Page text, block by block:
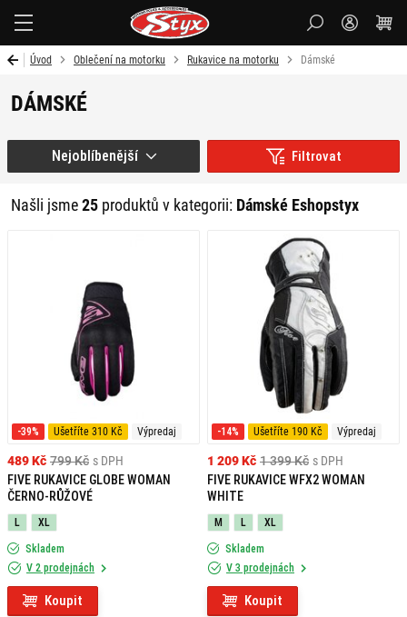
Úvod Oblečení na motorku Rukavice na motorku Dámské
DÁMSKÉ
Filtrovat
Našli jsme25 produktů v kategorii: Dámské Eshopstyx
Nejoblíbenější
-39% Ušetříte 310 Kč Výpredaj
799 Kč
489 Kč
s DPH
FIVE RUKAVICE GLOBE WOMAN
ČERNO-RŮŽOVÉ
L XL
Skladem
V 2 prodejnách
Koupit
-14% Ušetříte 190 Kč Výpredaj
1 399 Kč
1 209 Kč
s DPH
FIVE RUKAVICE WFX2 WOMAN
WHITE
M L XL
Skladem
V 3 prodejnách
Koupit